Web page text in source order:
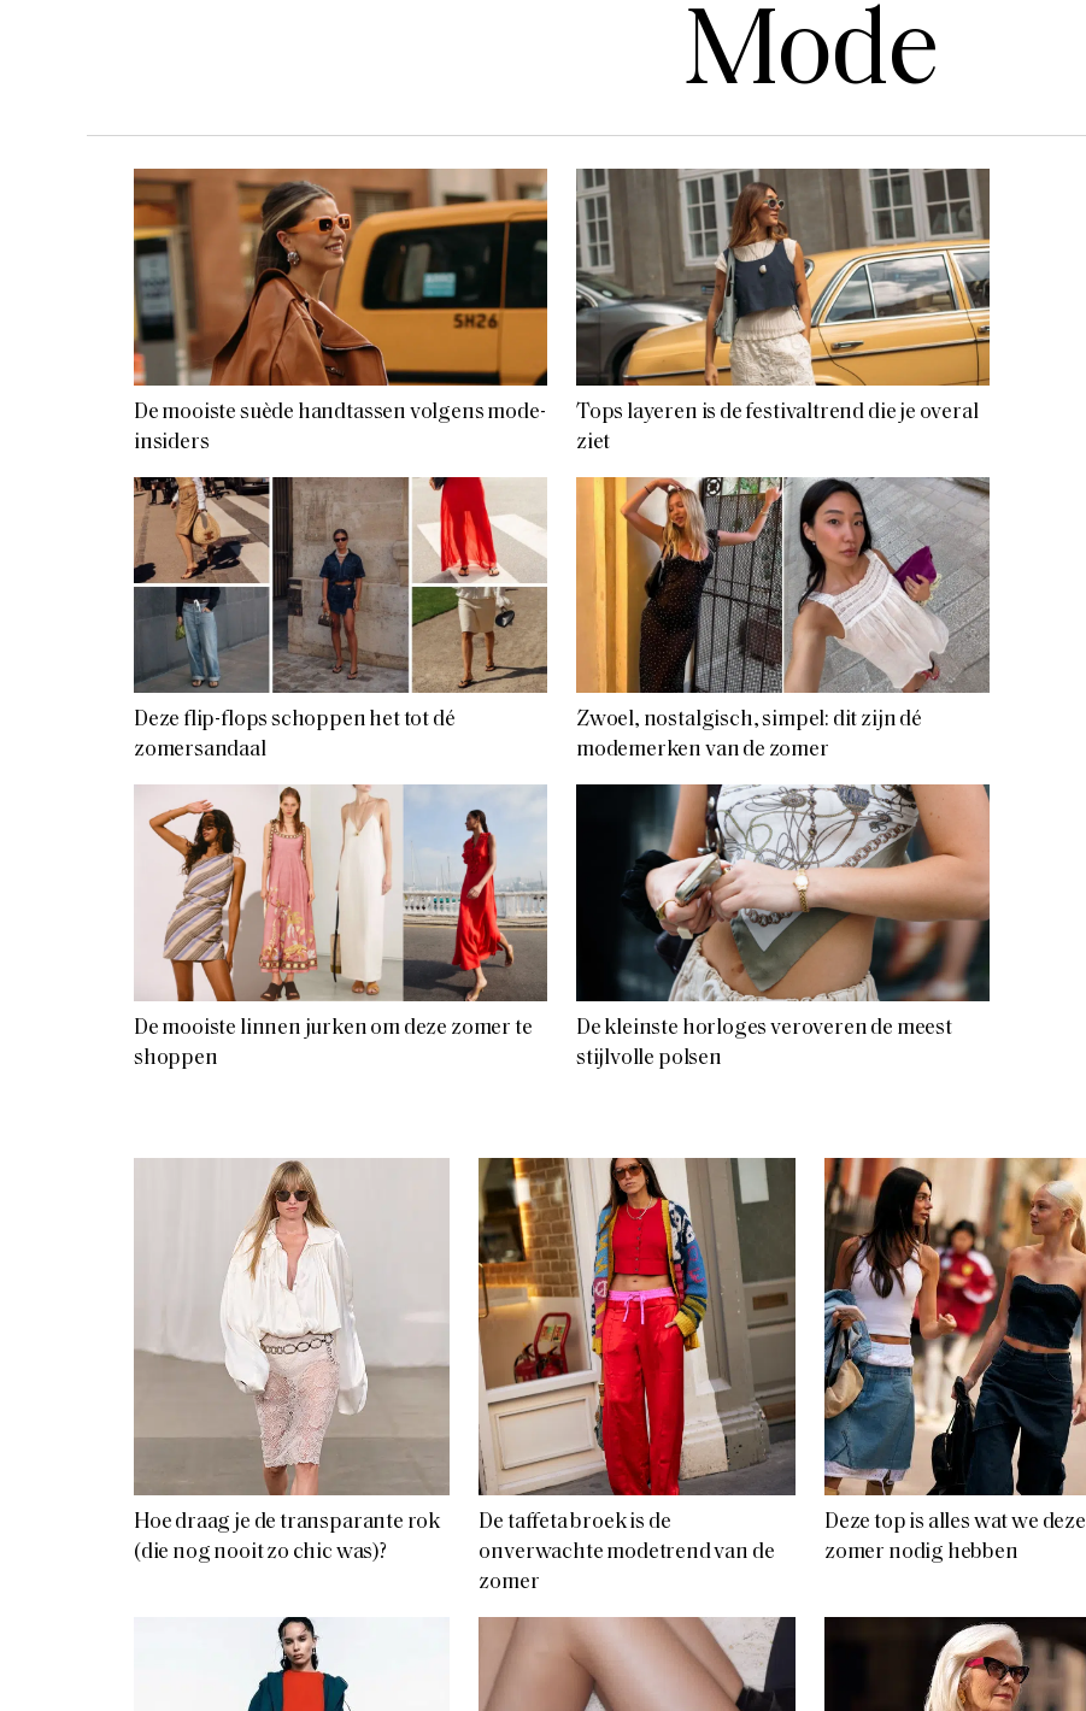
Mode
De mooiste suède handtassen volgens mode-
insiders
Tops layeren is de festivaltrend die je overal
ziet
Deze flip-flops schoppen het tot dé
zomersandaal
Zwoel, nostalgisch, simpel: dit zijn dé
modemerken van de zomer
De mooiste linnen jurken om deze zomer te
shoppen
De kleinste horloges veroveren de meest
stijlvolle polsen
Hoe draag je de transparante rok
(die nog nooit zo chic was)?
De taffeta broek is de
onverwachte modetrend van de
zomer
Deze top is alles wat we deze
zomer nodig hebben